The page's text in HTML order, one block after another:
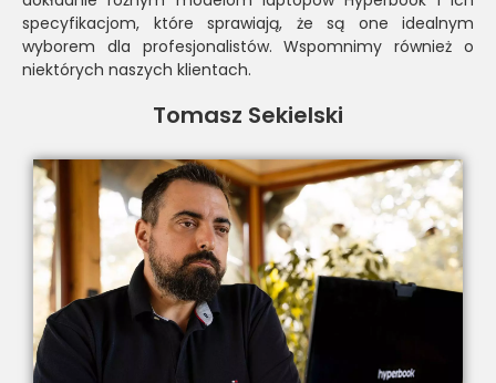
specyfikacjom, które sprawiają, że są one idealnym
wyborem dla profesjonalistów. Wspomnimy również o
niektórych naszych klientach.
Tomasz Sekielski